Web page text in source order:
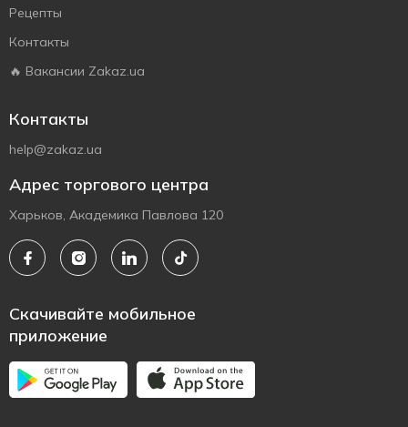
Рецепты
Контакты
🔥 Вакансии Zakaz.ua
Контакты
help@zakaz.ua
Адрес торгового центра
Харьков, Академика Павлова 120
Скачивайте мобильное
приложение